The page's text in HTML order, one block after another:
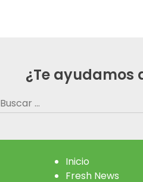
¿Te ayudamos
Buscar:
Inicio
Fresh News